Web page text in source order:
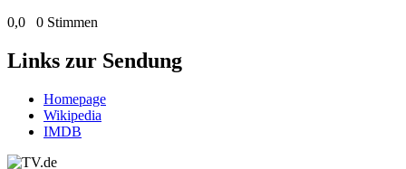
0,0 0 Stimmen
Links zur Sendung
Homepage
Wikipedia
IMDB